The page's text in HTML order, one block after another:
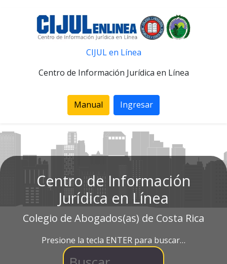
CIJUL en Línea
Centro de Información Jurídica en Línea
Manual Ingresar
Centro de Información
Jurídica en Línea
Colegio de Abogados(as) de Costa Rica
Presione la tecla ENTER para buscar…